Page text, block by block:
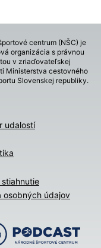
centrum (NŠC) je
organizácia s právnou
v zriaďovateľskej
Ministerstva cestovného
Slovenskej republiky.
udalostí
osobných údajov